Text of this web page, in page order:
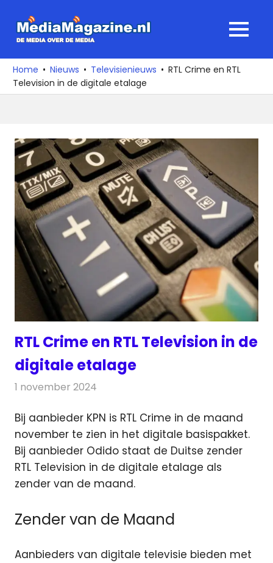
naar
media
over
de
MENU
Home Nieuws Televisienieuws
RTL Crime en RTL
Television in de digitale etalage
RTL Crime en RTL Television in de
digitale etalage
1 november 2024
Bij aanbieder KPN is RTL Crime in de maand
november te zien in het digitale basispakket.
Bij aanbieder Odido staat de Duitse zender
RTL Television in de digitale etalage als
zender van de maand.
Zender van de Maand
Aanbieders van digitale televisie bieden met